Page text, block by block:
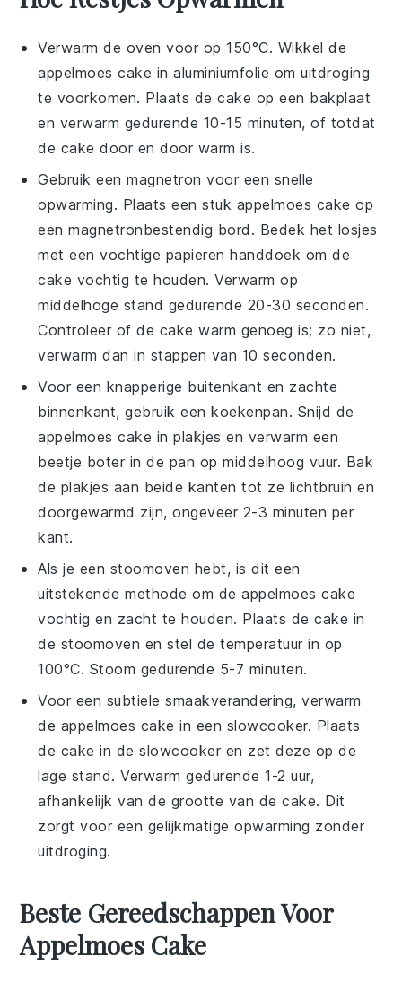
Verwarm de oven voor op 150°C. Wikkel de
appelmoes cake in aluminiumfolie om uitdroging
te voorkomen. Plaats de cake op een bakplaat
en verwarm gedurende 10-15 minuten, of totdat
de cake door en door warm is.
Gebruik een magnetron voor een snelle
opwarming. Plaats een stuk appelmoes cake op
een magnetronbestendig bord. Bedek het losjes
met een vochtige papieren handdoek om de
cake vochtig te houden. Verwarm op
middelhoge stand gedurende 20-30 seconden.
Controleer of de cake warm genoeg is; zo niet,
verwarm dan in stappen van 10 seconden.
Voor een knapperige buitenkant en zachte
binnenkant, gebruik een koekenpan. Snijd de
appelmoes cake in plakjes en verwarm een
beetje boter in de pan op middelhoog vuur. Bak
de plakjes aan beide kanten tot ze lichtbruin en
doorgewarmd zijn, ongeveer 2-3 minuten per
kant.
Als je een stoomoven hebt, is dit een
uitstekende methode om deappelmoes cake
vochtig en zacht te houden. Plaats de cake in
de stoomoven en stel de temperatuur in op
100°C. Stoom gedurende 5-7 minuten.
Voor een subtiele smaakverandering, verwarm
de appelmoes cake in een slowcooker. Plaats
de cake in de slowcooker en zet deze op de
lage stand. Verwarm gedurende 1-2 uur,
afhankelijk van de grootte van de cake. Dit
zorgt voor een gelijkmatige opwarming zonder
uitdroging.
Beste Gereedschappen Voor
Appelmoes Cake